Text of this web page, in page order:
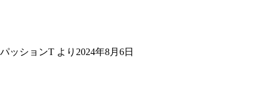
パッションT より 2024年8月6日